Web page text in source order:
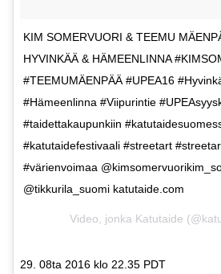
KIM SOMERVUORI & TEEMU
HYVINKÄÄ & HÄMEENLINNA
#TEEMUMÄENPÄÄ #UPEA16
#Hämeenlinna #Viipurintie
#taidettakaupunkiin
#katutaidefestivaali #streetart
#värienvoimaa
@tikkurila_suomi katutaide.com
Video, jonka Katutaide
29. 08ta 2016 klo 22.35 PDT